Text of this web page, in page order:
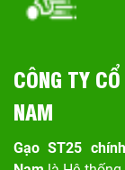
CÔNG TY
NAM
Gạo ST25